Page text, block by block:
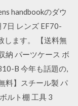
handbookのダウ
日 レンズ EF70-
します。 【送料無
納 パーツケース ボ
B 今年も話題の,
料】スチール製 パ
ルト棚 工具 3